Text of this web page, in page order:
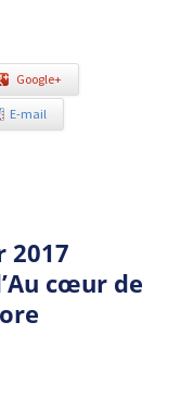
Google+
E-mail
2017
cœur de